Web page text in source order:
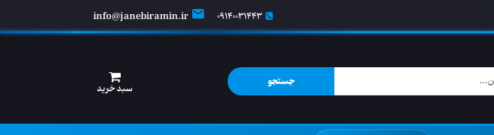
09140031443
info@janebiramin.ir
جستجو
سبد خرید